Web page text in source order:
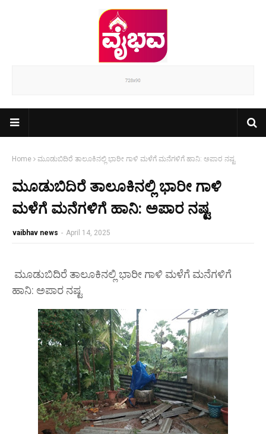
Home ಮೂಡುಬಿದಿರೆ ತಾಲೂಕಿನಲ್ಲಿ ಭಾರೀ ಗಾಳಿ ಮಳೆಗೆ ಮನೆಗಳಿಗೆ ಹಾನಿ: ಅಪಾರ ನಷ್ಟ
ಮೂಡುಬಿದಿರೆ ತಾಲೂಕಿನಲ್ಲಿ ಭಾರೀ ಗಾಳಿ
ಮಳೆಗೆ ಮನೆಗಳಿಗೆ ಹಾನಿ: ಅಪಾರ ನಷ್ಟ
vaibhav news - April 14, 2025
ಮೂಡುಬಿದಿರೆ ತಾಲೂಕಿನಲ್ಲಿ ಭಾರೀ ಗಾಳಿ ಮಳೆಗೆ ಮನೆಗಳಿಗೆ
ಹಾನಿ: ಅಪಾರ ನಷ್ಟ